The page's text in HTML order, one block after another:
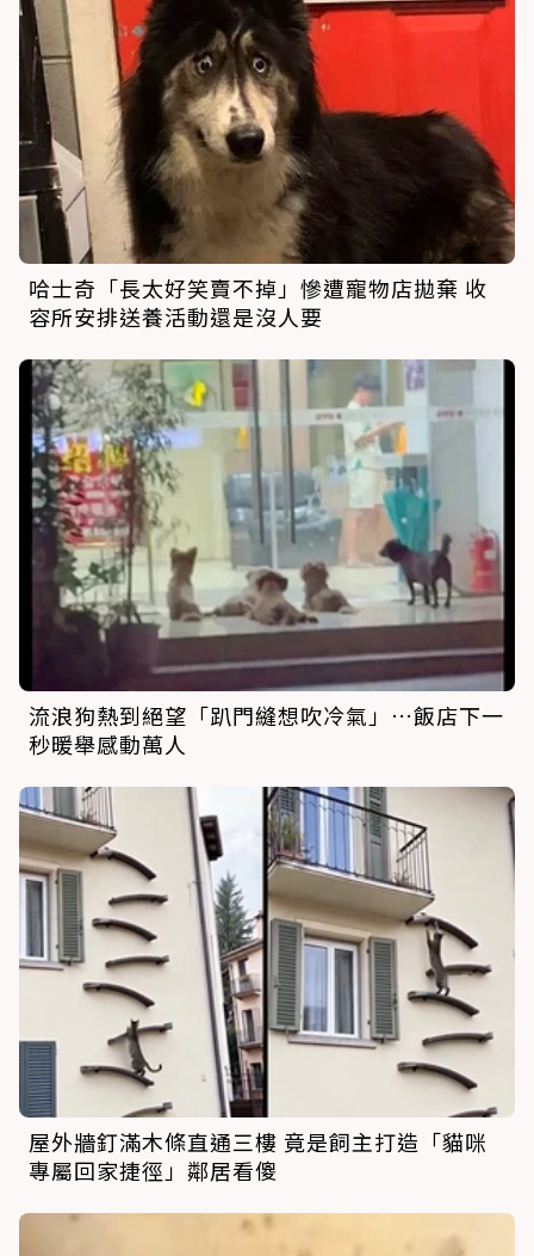
哈士奇「長太好笑賣不掉」慘遭寵物店拋棄 收
容所安排送養活動還是沒人要
流浪狗熱到絕望「趴門縫想吹冷氣」…飯店下一
秒暖舉感動萬人
屋外牆釘滿木條直通三樓 竟是飼主打造「貓咪
專屬回家捷徑」鄰居看傻